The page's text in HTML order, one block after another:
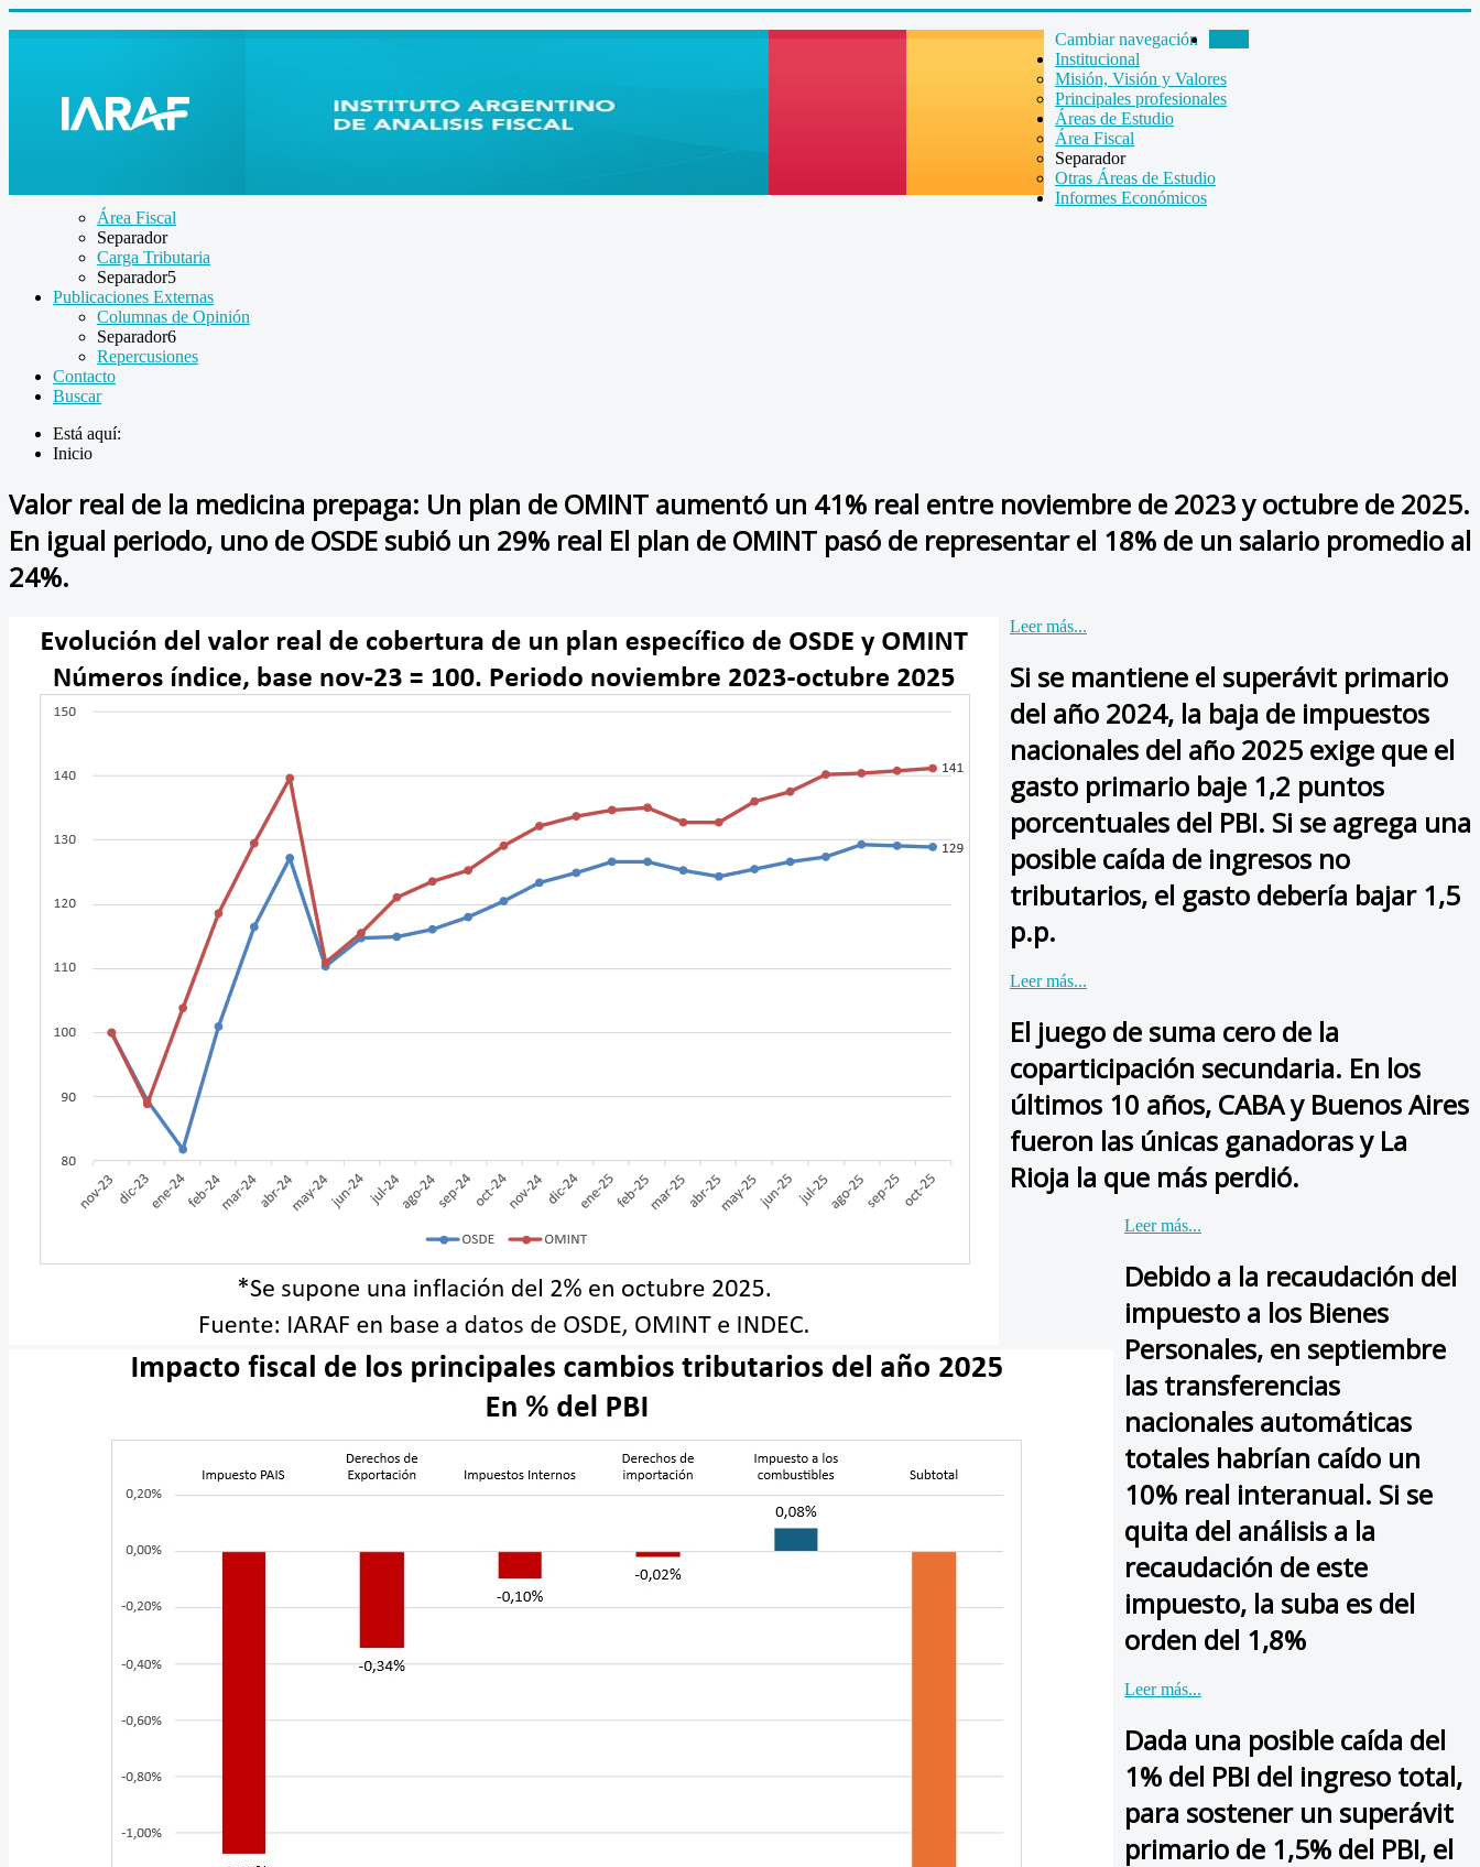
Cambiar navegación
Institucional
Misión, Visión y Valores
Principales profesionales
Áreas de Estudio
Área Fiscal
Separador
Otras Áreas de Estudio
Informes Económicos
Área Fiscal
Separador
Carga Tributaria
Separador5
Publicaciones Externas
Columnas de Opinión
Separador6
Repercusiones
Contacto
Buscar
Está aquí:
Inicio
Valor real de la medicina prepaga: Un plan de OMINT aumentó un 41% real entre noviembre de 2023 y octubre de 2025.
En igual periodo, uno de OSDE subió un 29% real El plan de OMINT pasó de representar el 18% de un salario promedio al
24%.
Leer más...
Si se mantiene el superávit primario
del año 2024, la baja de impuestos
nacionales del año 2025 exige que el
gasto primario baje 1,2 puntos
porcentuales del PBI. Si se agrega una
posible caída de ingresos no
tributarios, el gasto debería bajar 1,5
p.p.
Leer más...
El juego de suma cero de la
coparticipación secundaria. En los
últimos 10 años, CABA y Buenos Aires
fueron las únicas ganadoras y La
Rioja la que más perdió.
Leer más...
Debido a la recaudación del
impuesto a los Bienes
Personales, en septiembre
las transferencias
nacionales automáticas
totales habrían caído un
10% real interanual. Si se
quita del análisis a la
recaudación de este
impuesto, la suba es del
orden del 1,8%
Leer más...
Dada una posible caída del
1% del PBI del ingreso total,
para sostener un superávit
primario de 1,5% del PBI, el